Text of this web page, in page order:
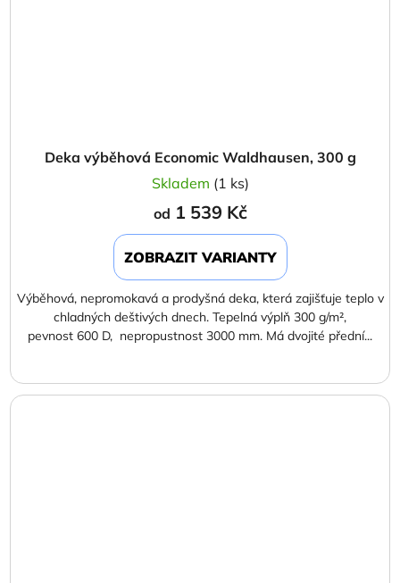
Deka výběhová Economic Waldhausen, 300 g
Skladem (1 ks)
od 1 539 Kč
ZOBRAZIT VARIANTY
Výběhová, nepromokavá a prodyšná deka, která zajišťuje teplo v
chladných deštivých dnech. Tepelná výplň 300 g/m²,
pevnost 600 D, nepropustnost 3000 mm. Má dvojité přední...